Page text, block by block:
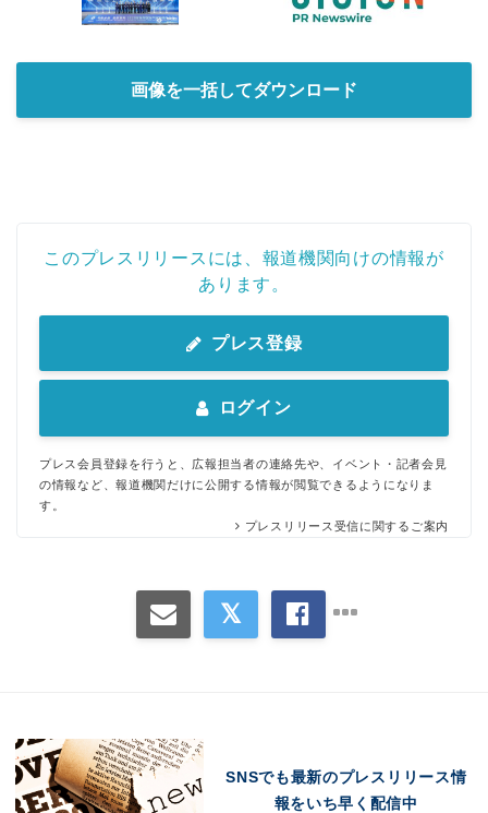
画像を一括してダウンロード
このプレスリリースには、報道機関向けの情報が
あります。
プレス登録
ログイン
プレス会員登録を行うと、広報担当者の連絡先や、イベント・記者会見
の情報など、報道機関だけに公開する情報が閲覧できるようになりま
す。
プレスリリース受信に関するご案内
SNSでも最新のプレスリリース情
報をいち早く配信中